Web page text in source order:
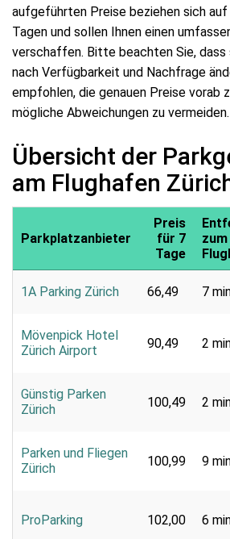
aufgeführten Preise beziehen sich auf
Tagen und sollen Ihnen einen
verschaffen. Bitte beachten Sie, dass
nach Verfügbarkeit und Nachfrage
empfohlen, die genauen Preise vorab
mögliche Abweichungen zu vermeiden.
Übersicht der
am Flughafen
Parkplatzanbieter
Preis
für 7
Tage
zum
1A Parking Zürich 66,49 7
Mövenpick Hotel
Zürich Airport
90,49 2
Günstig Parken
Zürich
100,49 2
Parken und Fliegen
Zürich
100,99 9
ProParking 102,00 6